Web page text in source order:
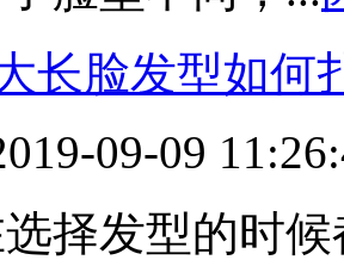
长脸发型如何
09-09
择发型的时